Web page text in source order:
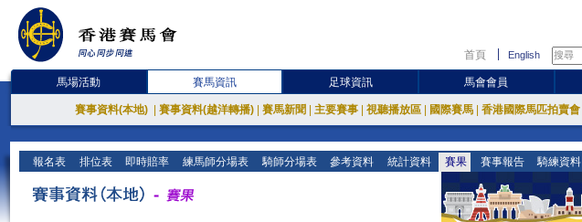
首頁 English
馬場活動 賽馬資訊 足球資訊 馬會會員
賽事資料(本地) 賽事資料(越洋轉播) 賽馬新聞 主要賽事 視聽播放區 國際賽馬 香港國際馬匹拍賣會
報名表 排位表 即時賠率 練馬師分場表 騎師分場表 參考資料 統計資料 賽果 賽事報告 騎練資料